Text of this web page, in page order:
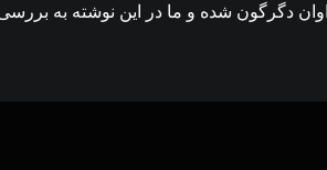
محیط کار هم فراوان دگرگون شده و ما در این نوشته به